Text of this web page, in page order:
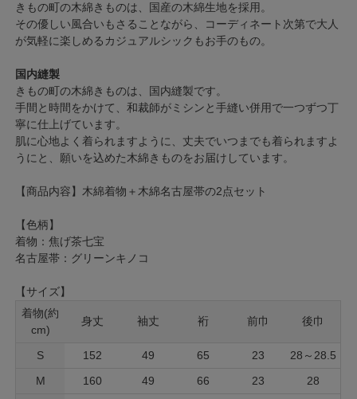
きもの町の木綿きものは、国産の木綿生地を採用。
その優しい風合いもさることながら、コーディネート次第で大人
が気軽に楽しめるカジュアルシックもお手のもの。
国内縫製
きもの町の木綿きものは、国内縫製です。
手間と時間をかけて、和裁師がミシンと手縫い併用で一つずつ丁
寧に仕上げています。
肌に心地よく着られますように、丈夫でいつまでも着られますよ
うにと、願いを込めた木綿きものをお届けしています。
【商品内容】木綿着物＋木綿名古屋帯の2点セット
【色柄】
着物：焦げ茶七宝
名古屋帯：グリーンキノコ
【サイズ】
着物(約
cm)
身丈 袖丈 裄 前巾 後巾
S 152 49 65 23
28～28.5
M
160 49 66 23
28